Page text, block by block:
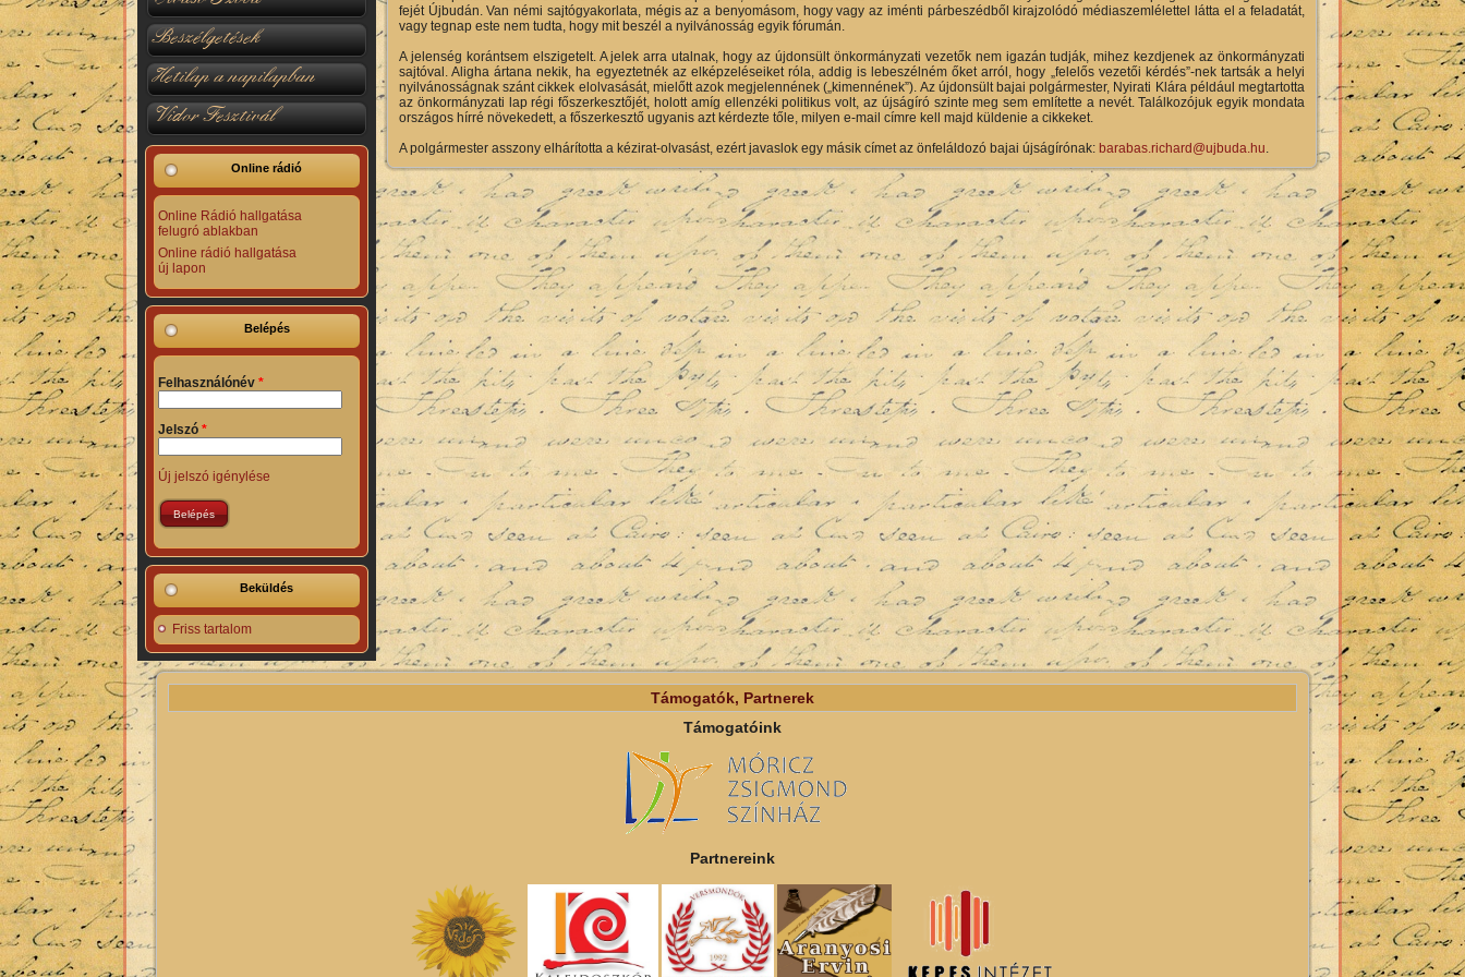
Beszélgetések
Hetilap a napilapban
Vidor Fesztivál
Online rádió
Online Rádió hallgatása
felugró ablakban
Online rádió hallgatása
új lapon
Belépés
Felhasználónév *
Jelszó *
Új jelszó igénylése
Beküldés
Friss tartalom
fejét Újbudán. Van némi sajtógyakorlata, mégis az a benyomásom, hogy vagy az iménti párbeszédből kirajzolódó médiaszemlélettel látta el a feladatát,
vagy tegnap este nem tudta, hogy mit beszél a nyilvánosság egyik fórumán.
A jelenség korántsem elszigetelt. A jelek arra utalnak, hogy az újdonsült önkormányzati vezetők nem igazán tudják, mihez kezdjenek az önkormányzati
sajtóval. Aligha ártana nekik, ha egyeztetnék az elképzeléseiket róla, addig is lebeszélném őket arról, hogy „felelős vezetői kérdés”-nek tartsák a helyi
nyilvánosságnak szánt cikkek elolvasását, mielőtt azok megjelennének („kimennének”). Az újdonsült bajai polgármester, Nyirati Klára például megtartotta
az önkormányzati lap régi főszerkesztőjét, holott amíg ellenzéki politikus volt, az újságíró szinte meg sem említette a nevét. Találkozójuk egyik mondata
országos hírré növekedett, a főszerkesztő ugyanis azt kérdezte tőle, milyen e-mail címre kell majd küldenie a cikkeket.
A polgármester asszony elhárította a kézirat-olvasást, ezért javaslok egy másik címet az önfeláldozó bajai újságírónak: barabas.richard@ujbuda.hu.
Támogatók, Partnerek
Támogatóink
Partnereink